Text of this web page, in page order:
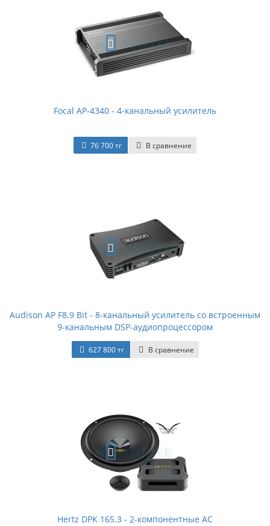
Focal AP-4340 - 4-канальный усилитель
76 700 тг В сравнение
Audison AP F8.9 Bit - 8-канальный усилитель со встроенным
9-канальным DSP-аудиопроцессором
627 800 тг В сравнение
Hertz DPK 165.3 - 2-компонентные АС